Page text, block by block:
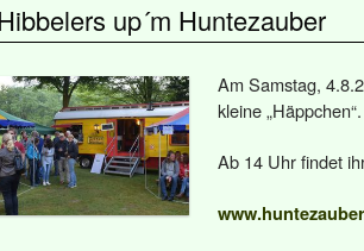
up´m Huntezauber
Am Samstag,
kleine „Häppchen“.
Ab 14 Uhr findet